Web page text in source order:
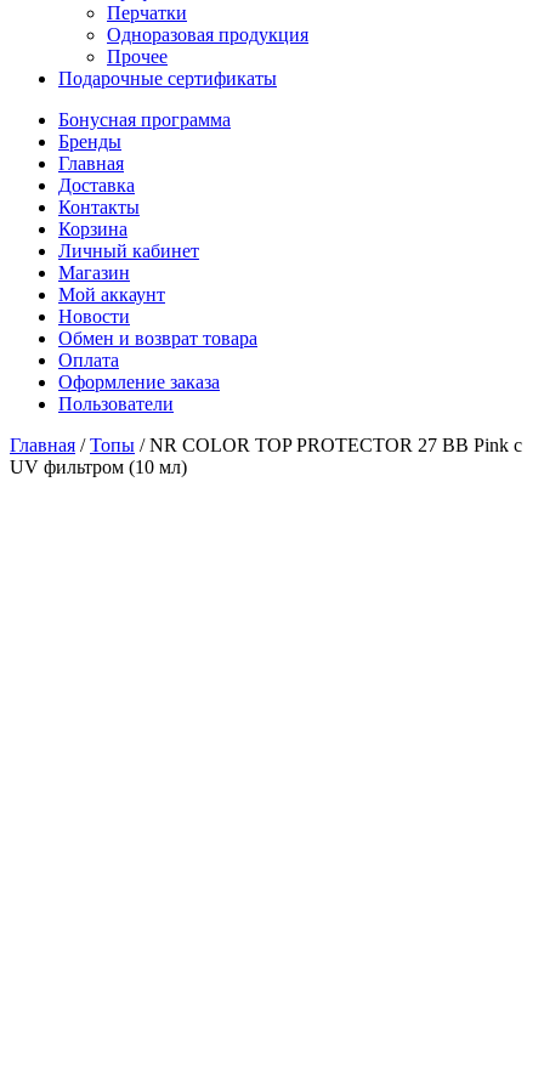
Перчатки
Одноразовая продукция
Прочее
Подарочные сертификаты
Бонусная программа
Бренды
Главная
Доставка
Контакты
Корзина
Личный кабинет
Магазин
Мой аккаунт
Новости
Обмен и возврат товара
Оплата
Оформление заказа
Пользователи
Главная /Топы /NR COLOR TOP PROTECTOR 27 BB Pink c
UV фильтром (10 мл)